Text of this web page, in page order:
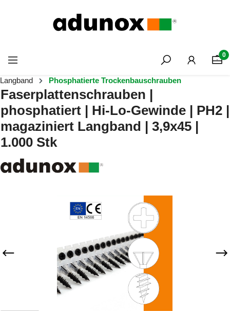
0
Langband Phosphatierte Trockenbauschrauben
Faserplattenschrauben |
phosphatiert | Hi-Lo-Gewinde | PH2 |
magaziniert Langband | 3,9x45 |
1.000 Stk
Bildergalerie überspringen